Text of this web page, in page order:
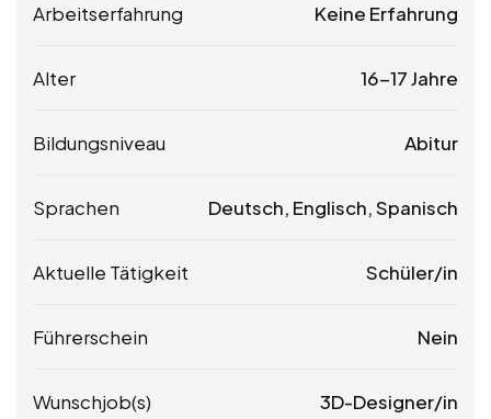
Arbeitserfahrung Keine Erfahrung
Alter 16-17 Jahre
Bildungsniveau Abitur
Sprachen Deutsch, Englisch, Spanisch
Aktuelle Tätigkeit Schüler/in
Führerschein Nein
Wunschjob(s) 3D-Designer/in